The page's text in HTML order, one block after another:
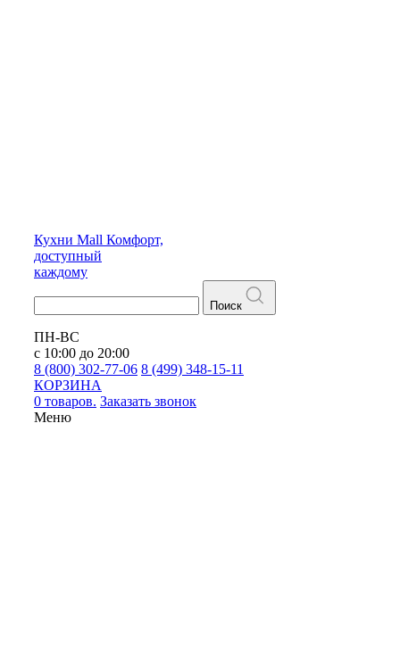
Кухни Mall Комфорт,
доступный
каждому
Поиск
ПН-ВС
с 10:00 до 20:00
8 (800) 302-77-06 8 (499) 348-15-11
КОРЗИНА
0 товаров. Заказать звонок
Меню